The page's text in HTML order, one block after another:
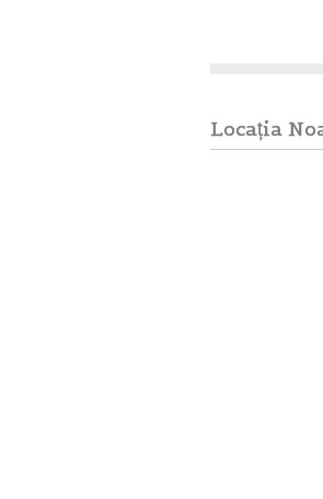
Locația